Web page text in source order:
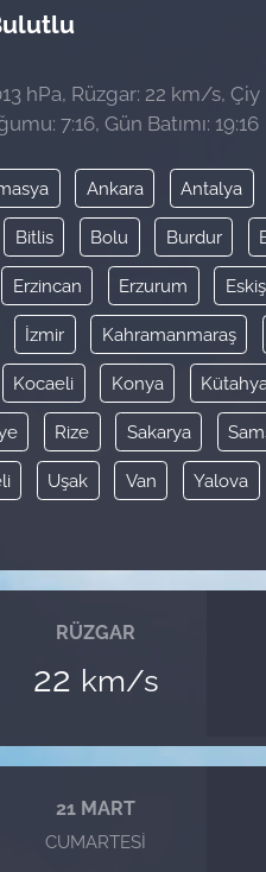
hPa, Rüzgar: 22 km/s, Çiy
7:16, Gün Batımı: 19:16
Ankara Antalya
Bitlis Bolu Burdur
Erzincan Erzurum
İzmir Kahramanmaraş
Kocaeli Konya Kütahya
Rize Sakarya
Uşak Van Yalova
RÜZGAR
22 km/s
21 MART
CUMARTESI